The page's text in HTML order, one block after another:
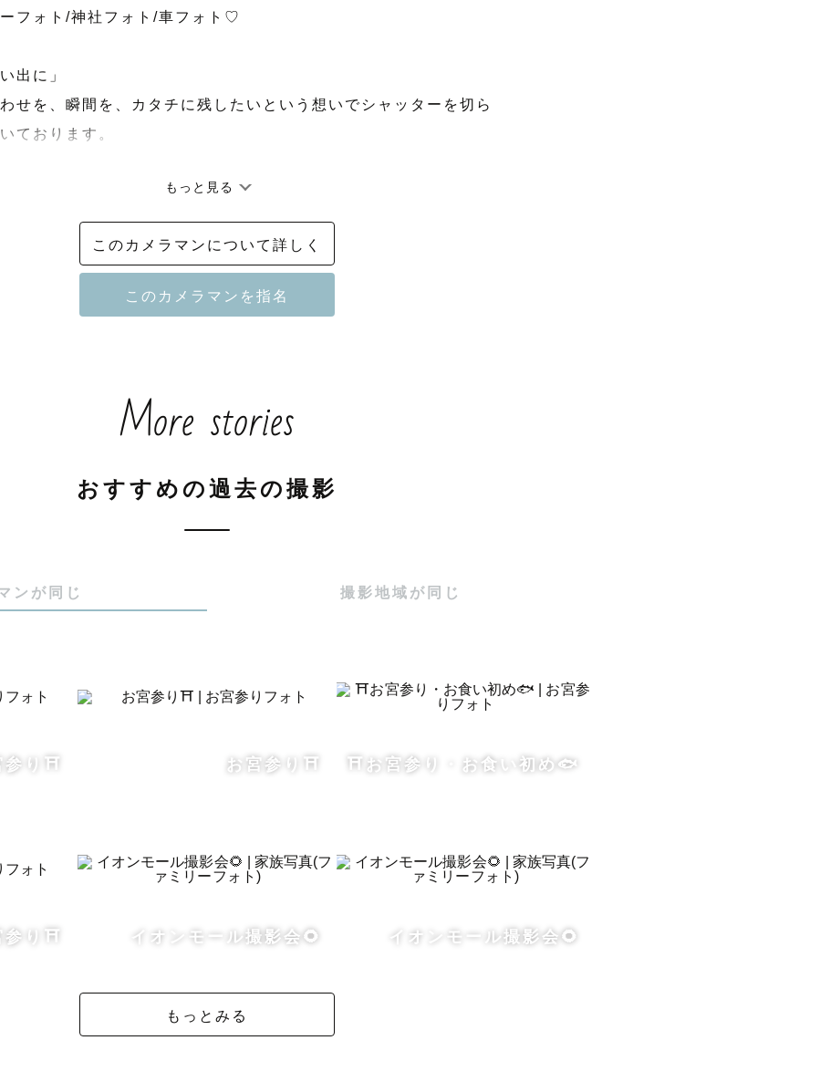
フォト/神社フォト/車フォト♡
出に」
せを、瞬間を、カタチに残したいという想いでシャッターを切ら
ております。
見かえしたとき、「撮影楽しかったね」と言っていただける想い出
緒に作らせてください。
ラマンページから見つけてくださり、ご覧いただきありがとうござ
真をたくさん撮ってきましたが、自分と一緒に写っている写真がと
い♡
ア　】
通りの一部地域、福島県外など往復3,000円以上かかる場合は、
もっと見る
このカメラマンについて詳しく
More stories
おすすめの過去の撮影
ンが同じ 撮影地域が同じ
参り⛩️ お宮参り⛩️ ⛩️お宮参り・お食い初め🐟
参り⛩️ イオンモール撮影会🌻 イオンモール撮影会🌻
もっとみる